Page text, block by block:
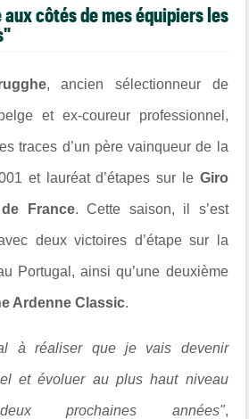
aux côtés de mes équipiers les
, ancien sélectionneur de
et ex-coureur professionnel,
traces d’un père vainqueur de la
et lauréat d’étapes sur leGiro
France. Cette saison, il s’est
deux victoires d’étape sur la
Portugal, ainsi qu’une deuxième
Ardenne Classic.
à réaliser que je vais devenir
et évoluer au plus haut niveau
prochaines années",